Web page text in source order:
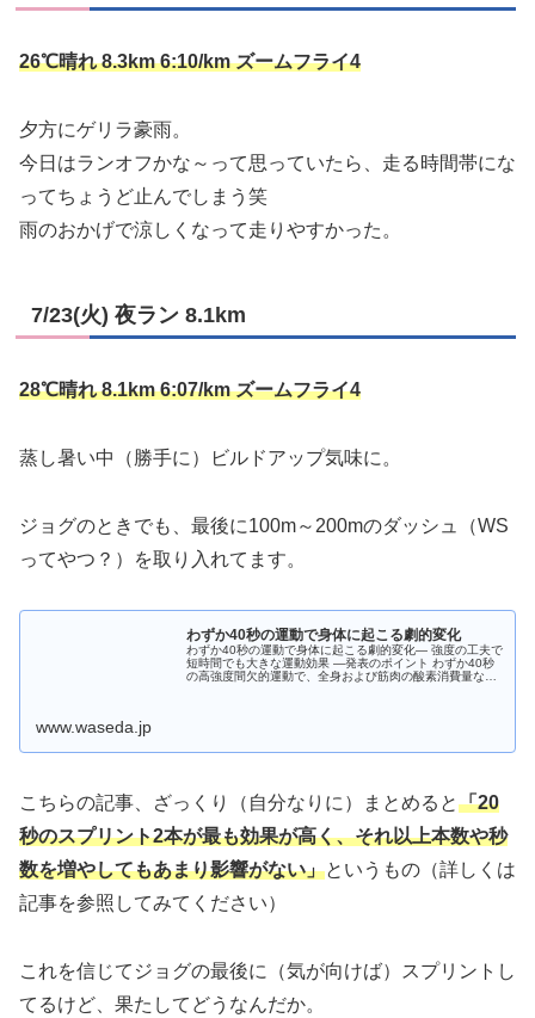
26℃晴れ 8.3km 6:10/km ズームフライ4
夕方にゲリラ豪雨。
今日はランオフかな～って思っていたら、走る時間帯にな
ってちょうど止んでしまう笑
雨のおかげで涼しくなって走りやすかった。
7/23(火) 夜ラン 8.1km
28℃晴れ 8.1km 6:07/km ズームフライ4
蒸し暑い中（勝手に）ビルドアップ気味に。
ジョグのときでも、最後に100m～200mのダッシュ（WS
ってやつ？）を取り入れてます。
わずか40秒の運動で身体に起こる劇的変化
わずか40秒の運動で身体に起こる劇的変化― 強度の工夫で
短時間でも大きな運動効果 ―発表のポイント わずか40秒
の高強度間欠的運動で、全身および筋肉の酸素消費量なら
www.waseda.jp
こちらの記事、ざっくり（自分なりに）まとめると「20
秒のスプリント2本が最も効果が高く、それ以上本数や秒
数を増やしてもあまり影響がない」というもの（詳しくは
記事を参照してみてください）
これを信じてジョグの最後に（気が向けば）スプリントし
てるけど、果たしてどうなんだか。